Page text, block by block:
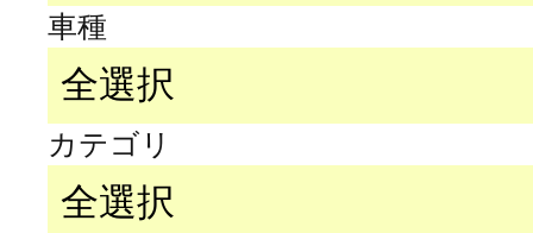
車種
カテゴリ